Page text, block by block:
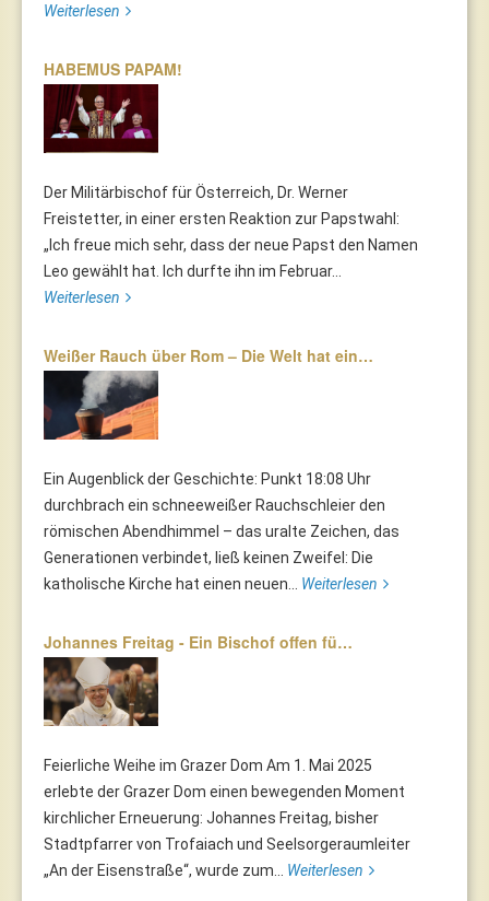
Weiterlesen
HABEMUS PAPAM!
Der Militärbischof für Österreich, Dr. Werner
Freistetter, in einer ersten Reaktion zur Papstwahl:
„Ich freue mich sehr, dass der neue Papst den Namen
Leo gewählt hat. Ich durfte ihn im Februar...
Weiterlesen
Weißer Rauch über Rom – Die Welt hat ein…
Ein Augenblick der Geschichte: Punkt 18:08 Uhr
durchbrach ein schneeweißer Rauchschleier den
römischen Abendhimmel – das uralte Zeichen, das
Generationen verbindet, ließ keinen Zweifel: Die
katholische Kirche hat einen neuen... Weiterlesen
Johannes Freitag - Ein Bischof offen fü…
Feierliche Weihe im Grazer Dom Am 1. Mai 2025
erlebte der Grazer Dom einen bewegenden Moment
kirchlicher Erneuerung: Johannes Freitag, bisher
Stadtpfarrer von Trofaiach und Seelsorgeraumleiter
„An der Eisenstraße“, wurde zum... Weiterlesen